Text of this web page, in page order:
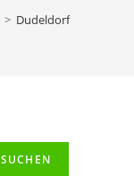
> Dudeldorf
SUCHEN